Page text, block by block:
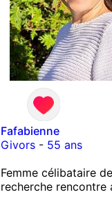
Fafabienne
Givors- 55 ans
Femme célibataire
recherche rencontre